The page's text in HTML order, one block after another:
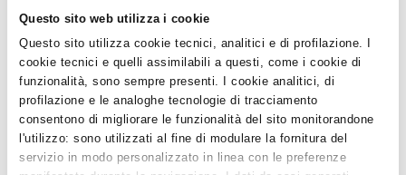
Questo sito web utilizza i cookie
Questo sito utilizza cookie tecnici, analitici e di profilazione. I
cookie tecnici e quelli assimilabili a questi, come i cookie di
funzionalità, sono sempre presenti. I cookie analitici, di
profilazione e le analoghe tecnologie di tracciamento
consentono di migliorare le funzionalità del sito monitorandone
l'utilizzo: sono utilizzati al fine di modulare la fornitura del
servizio in modo personalizzato in linea con le preferenze
particolare nel settore dell'artigianato.
Emanuela Bacchilega, presidente uscente dopo due mandati,
ha ricordato con emozione le numerose iniziative realizzate
negli ultimi 8 anni ed ha indicato Chiara Roncuzzi come
candidata alla sua successione.
Il Movimento, costituitosi ieri, ha eletto per acclamazione
Roncuzzialla guida del Movimento Donne Impresa di
Confartigianato della Provincia di Ravenna e come Vice
PresidentiLoredana Buscarolie Roberta Melandri.